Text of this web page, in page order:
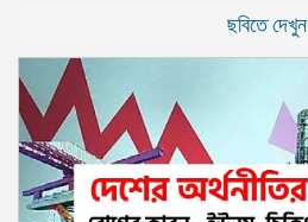
ছবিতে দেখুন